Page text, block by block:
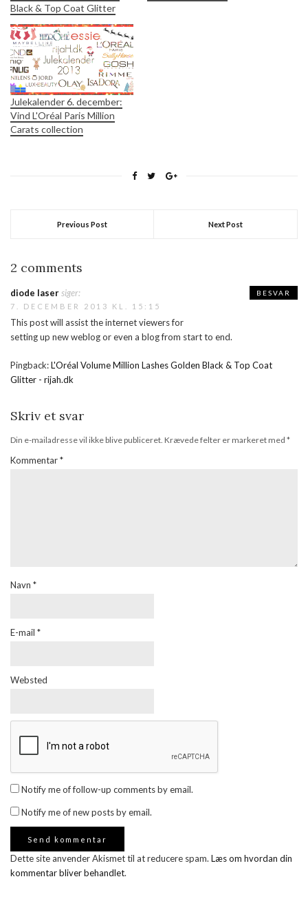
Black & Top Coat Glitter
Julekalender 6. december:
Vind L'Oréal Paris Million
Carats collection
Previous Post Next Post
2 comments
diode lasersiger:
7. DECEMBER 2013 KL. 15:15
This post will assist the internet viewers for
setting up new weblog or even a blog from start to end.
BESVAR
Pingback:L'Oréal Volume Million Lashes Golden Black & Top Coat
Glitter - rijah.dk
Skriv et svar
Din e-mailadresse vil ikke blive publiceret. Krævede felter er markeret med *
Kommentar*
Navn *
E-mail *
Websted
Notify me of follow-up comments by email.
Notify me of new posts by email.
Dette site anvender Akismet til at reducere spam. Læs om hvordan din
kommentar bliver behandlet.